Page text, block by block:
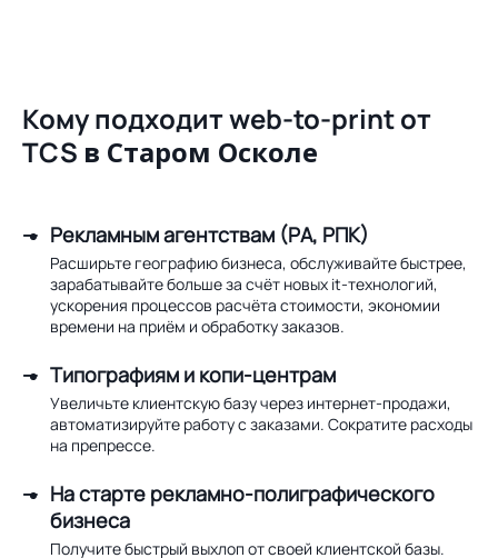
Кому подходит web-to-print от
TCS в Старом Осколе
Рекламным агентствам (РА, РПК)
Расширьте географию бизнеса, обслуживайте быстрее,
зарабатывайте больше за счёт новых it-технологий,
ускорения процессов расчёта стоимости, экономии
времени на приём и обработку заказов.
Типографиям и копи-центрам
Увеличьте клиентскую базу через интернет-продажи,
автоматизируйте работу с заказами. Сократите расходы
на препрессе.
На старте рекламно-полиграфического
бизнеса
Получите быстрый выхлоп от своей клиентской базы.